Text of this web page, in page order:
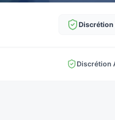
Discrétion
Discrétion